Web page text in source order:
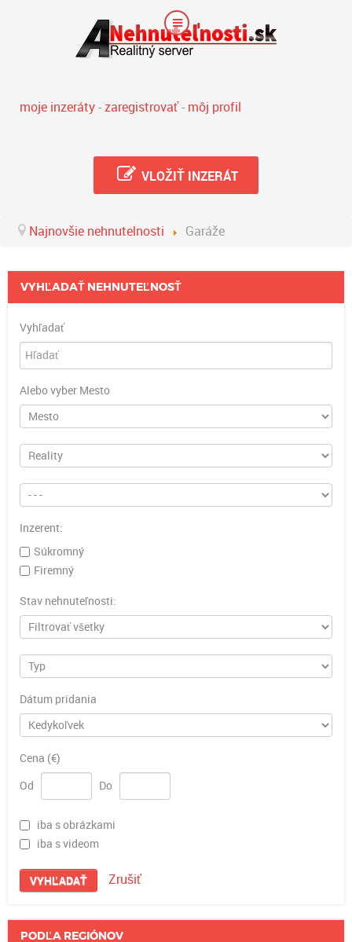
moje inzeráty - zaregistrovať- môj profil
VLOŽIŤ INZERÁT
Najnovšie nehnutelnosti Garáže
VYHĽADAŤ NEHNUTEĽNOSŤ
Vyhľadať
Alebo vyber Mesto
Inzerent:
Súkromný
Firemný
Stav nehnuteľnosti:
Dátum pridania
Cena (€)
Od
Do
iba s obrázkami
iba s videom
VYHĽADAŤ Zrušiť
PODĽA REGIÓNOV